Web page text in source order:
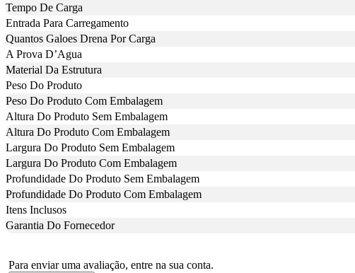
Tempo De Carga
Entrada Para Carregamento
Quantos Galoes Drena Por Carga
A Prova D’Agua
Material Da Estrutura
Peso Do Produto
Peso Do Produto Com Embalagem
Altura Do Produto Sem Embalagem
Altura Do Produto Com Embalagem
Largura Do Produto Sem Embalagem
Largura Do Produto Com Embalagem
Profundidade Do Produto Sem Embalagem
Profundidade Do Produto Com Embalagem
Itens Inclusos
Garantia Do Fornecedor
Para enviar uma avaliação, entre na sua conta.